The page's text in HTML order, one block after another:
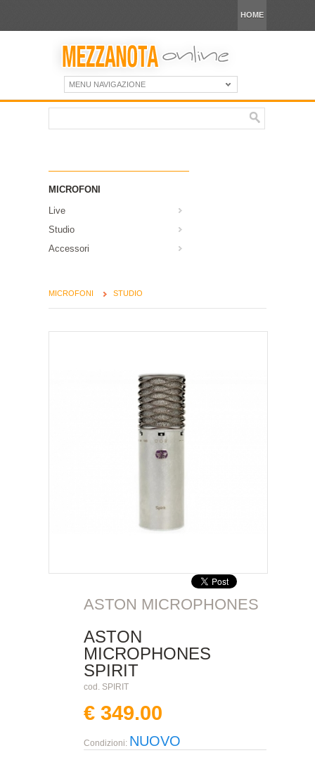
HOME
MENU NAVIGAZIONE
MICROFONI
Live
Studio
Accessori
MICROFONI STUDIO
ASTON MICROPHONES
ASTON
MICROPHONES
SPIRIT
cod. SPIRIT
€ 349.00
Condizioni: NUOVO